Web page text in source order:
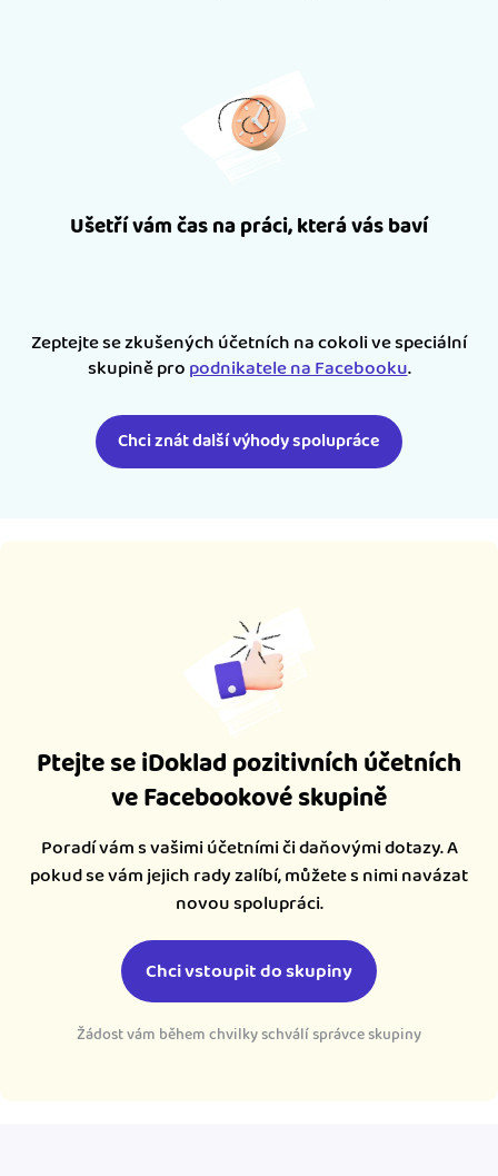
Ušetří vám čas na práci, která vás baví
Zeptejte se zkušených účetních na cokoli ve speciální
skupině propodnikatele na Facebooku.
Chci znát další výhody spolupráce
Ptejte se iDoklad pozitivních účetních
ve Facebookové skupině
Poradí vám s vašimi účetními či daňovými dotazy. A
pokud se vám jejich rady zalíbí, můžete s nimi navázat
novou spolupráci.
Chci vstoupit do skupiny
Žádost vám během chvilky schválí správce skupiny